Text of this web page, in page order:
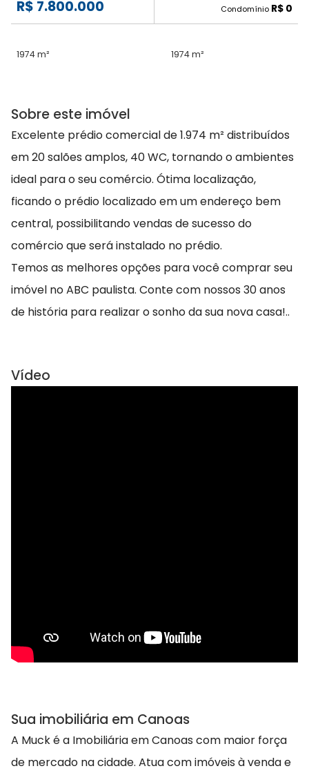
R$ 7.800.000 Condomínio R$ 0
1974 m² 1974 m²
Sobre este imóvel
Excelente prédio comercial de 1.974 m² distribuídos
em 20 salões amplos, 40 WC, tornando o ambientes
ideal para o seu comércio. Ótima localização,
ficando o prédio localizado em um endereço bem
central, possibilitando vendas de sucesso do
comércio que será instalado no prédio.
Temos as melhores opções para você comprar seu
imóvel no ABC paulista. Conte com nossos 30 anos
de história para realizar o sonho da sua nova casa!..
Vídeo
Sua imobiliária em Canoas
A Muck é a Imobiliária em Canoas com maior força
de mercado na cidade. Atua com imóveis à venda e